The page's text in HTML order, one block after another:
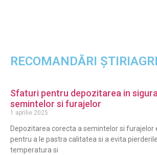
RECOMANDĂRI
Sfaturi pentru depozitarea in
semintelor si furajelor
1 aprilie 2025
Depozitarea corecta a semintelor si furajelor
pentru a le pastra calitatea si a evita
temperatura si